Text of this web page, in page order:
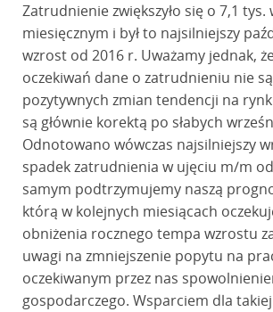
Zatrudnienie zwiększyło się o 7,1 tys.
miesięcznym i był to najsilniejszy
wzrost od 2016 r. Uważamy jednak,
oczekiwań dane o zatrudnieniu nie są
pozytywnych zmian tendencji na
są głównie korektą po słabych
Odnotowano wówczas najsilniejszy
spadek zatrudnienia w ujęciu m/m
samym podtrzymujemy naszą
którą w kolejnych miesiącach
obniżenia rocznego tempa wzrostu
uwagi na zmniejszenie popytu na
oczekiwanym przez nas
gospodarczego. Wsparciem dla